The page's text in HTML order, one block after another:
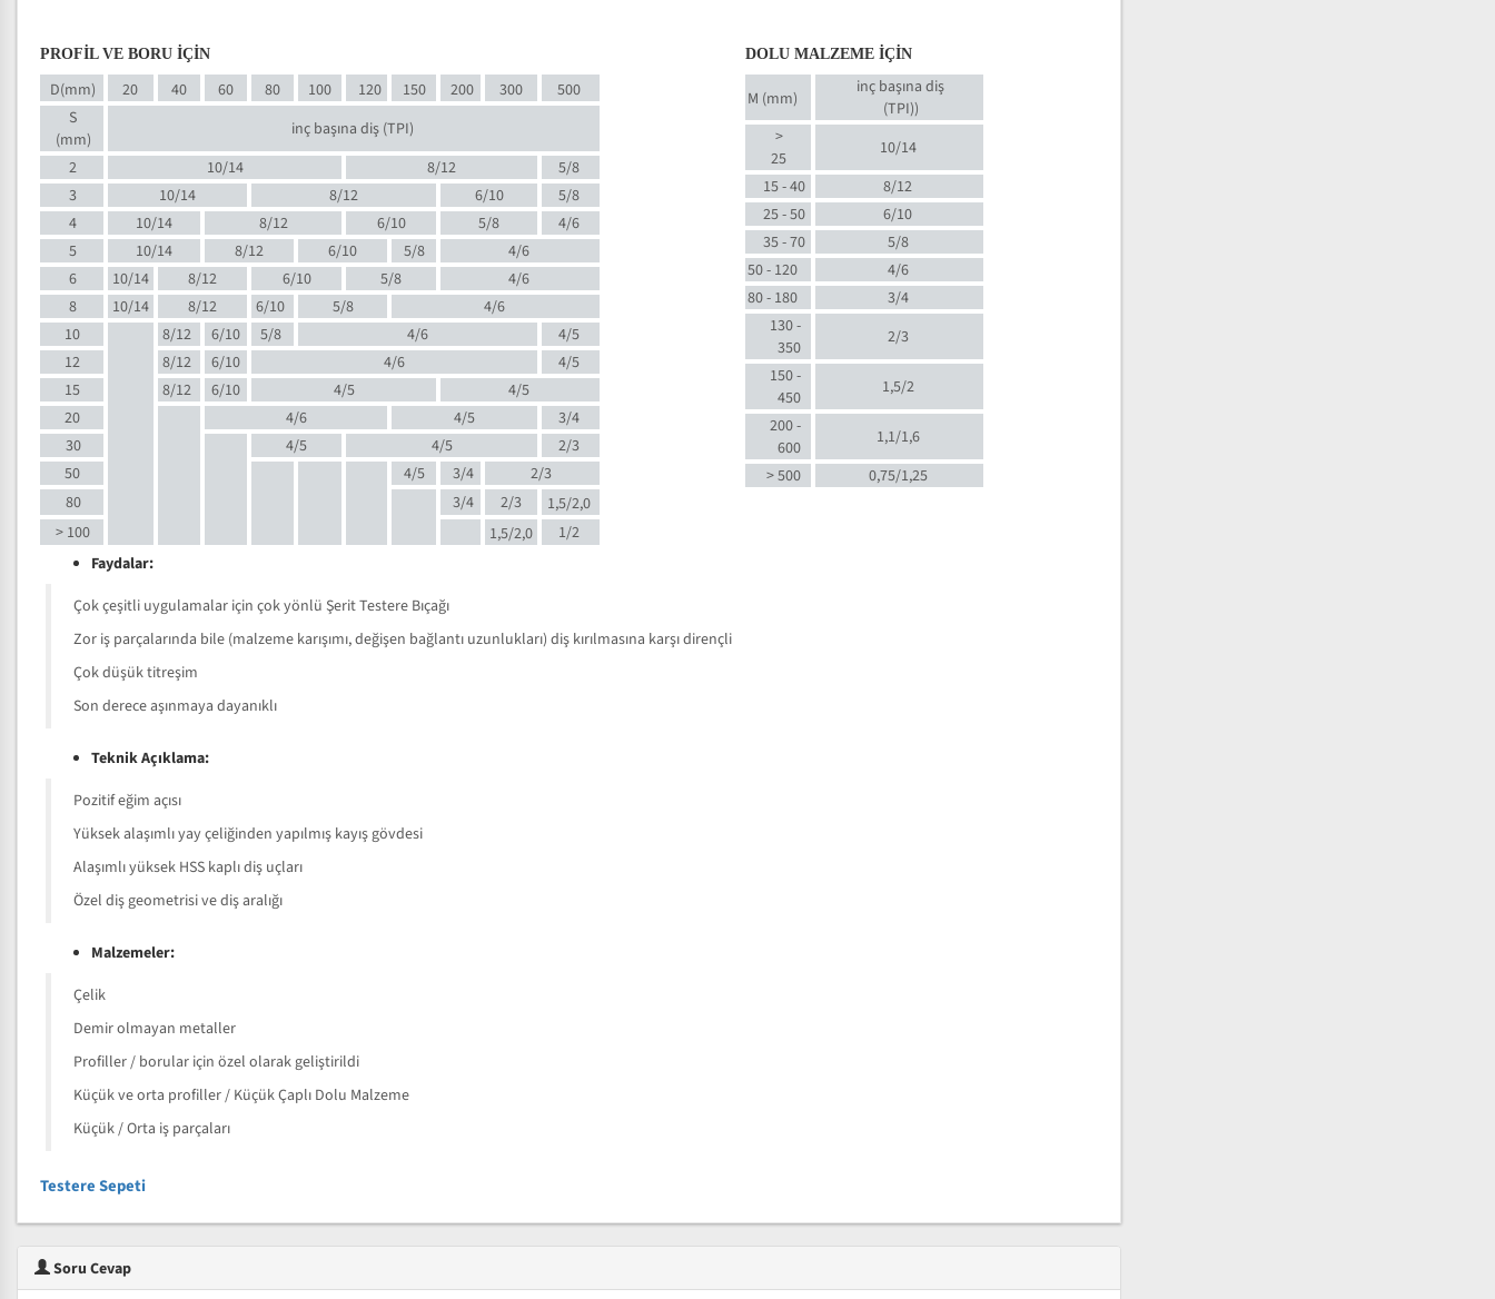
PROFİL VE BORU İÇİN
D(mm) 20 40 60 80 100 120 150 200 300
500
S
(mm)
inç başına diş (TPI)
2
10/14 8/12
5/8
3
10/14 8/12 6/10
5/8
4
10/14 8/12 6/10 5/8
4/6
5
10/14 8/12 6/10 5/8
4/6
6
10/14 8/12 6/10 5/8
4/6
8
10/14 8/12 6/10 5/8
4/6
10
8/12 6/10 5/8 4/6
4/5
12
8/12 6/10 4/6
4/5
15
8/12 6/10 4/5
4/5
20
4/6 4/5
3/4
30
4/5 4/5
2/3
50
4/5 3/4
2/3
80
3/4 2/3
1,5/2,0
> 100
1,5/2,0 1/2
DOLU MALZEME İÇİN
M (mm)
inç başına diş
(TPI))
>
25
10/14
15 - 40
8/12
25 - 50
6/10
35 - 70
5/8
50 - 120
4/6
80 - 180
3/4
130 -
350
2/3
150 -
450
1,5/2
200 -
600
1,1/1,6
> 500
0,75/1,25
Faydalar:
Çok çeşitli uygulamalar için çok yönlü Şerit Testere Bıçağı
Zor iş parçalarında bile (malzeme karışımı, değişen bağlantı uzunlukları) diş kırılmasına karşı dirençli
Çok düşük titreşim
Son derece aşınmaya dayanıklı
Teknik Açıklama:
Pozitif eğim açısı
Yüksek alaşımlı yay çeliğinden yapılmış kayış gövdesi
Alaşımlı yüksek HSS kaplı diş uçları
Özel diş geometrisi ve diş aralığı
Malzemeler:
Çelik
Demir olmayan metaller
Profiller / borular için özel olarak geliştirildi
Küçük ve orta profiller / Küçük Çaplı Dolu Malzeme
Küçük / Orta iş parçaları
Testere Sepeti
Soru Cevap